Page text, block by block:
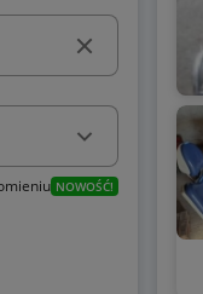
NOWOŚĆ!